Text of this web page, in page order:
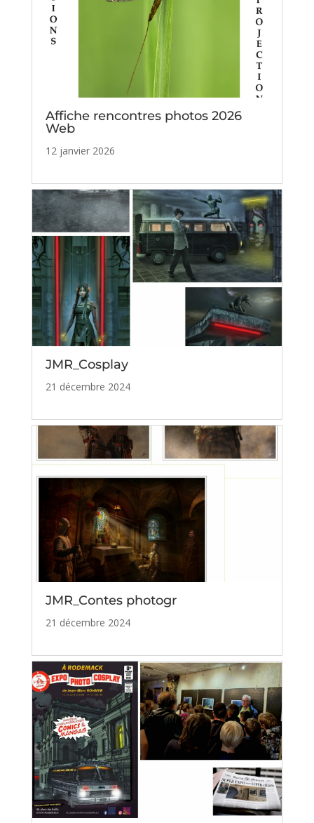
Affiche rencontres photos 2026
Web
12 janvier 2026
JMR_Cosplay
21 décembre 2024
JMR_Contes photogr
21 décembre 2024